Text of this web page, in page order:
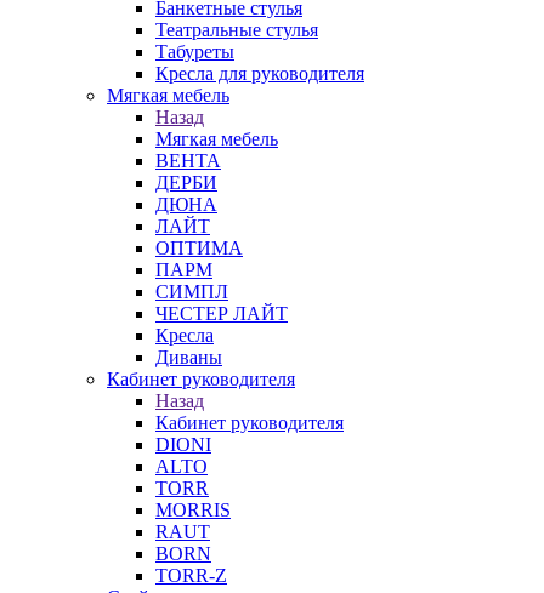
Банкетные стулья
Театральные стулья
Табуреты
Кресла для руководителя
Мягкая мебель
Назад
Мягкая мебель
ВЕНТА
ДЕРБИ
ДЮНА
ЛАЙТ
ОПТИМА
ПАРМ
СИМПЛ
ЧЕСТЕР ЛАЙТ
Кресла
Диваны
Кабинет руководителя
Назад
Кабинет руководителя
DIONI
ALTO
TORR
MORRIS
RAUT
BORN
TORR-Z